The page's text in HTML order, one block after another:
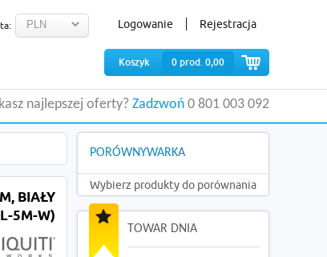
Logowanie Rejestracja
Koszyk 0 prod. 0,00
najlepszej oferty? Zadzwoń 0 801 003 092
BIAŁY
5M-W)
PORÓWNYWARKA
Wybierz produkty do porównania
TOWAR DNIA